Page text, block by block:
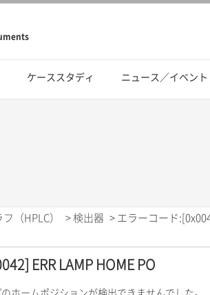
ケーススタディ ニュース／イベント
（HPLC） > 検出器 > エラーコード
ERR LAMP HOME PO
ホームポジションが検出できませんでした。